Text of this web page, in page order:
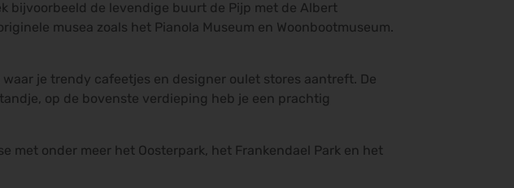
bijvoorbeeld de levendige buurt de Pijp met de Albert
musea zoals het Pianola Museum en Woonbootmuseum.
je trendy cafeetjes en designer oulet stores aantreft. De
op de bovenste verdieping heb je een prachtig
met onder meer het Oosterpark, het Frankendael Park en het